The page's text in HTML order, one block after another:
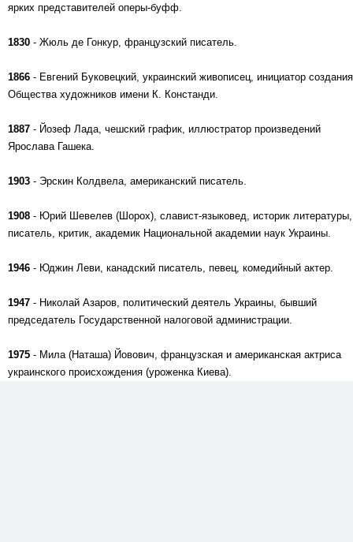
ярких представителей оперы-буфф.
1830 - Жюль де Гонкур, французский писатель.
1866 - Евгений Буковецкий, украинский живописец, инициатор создания
Общества художников имени К. Констанди.
1887 - Йозеф Лада, чешский график, иллюстратор произведений
Ярослава Гашека.
1903 - Эрскин Колдвела, американский писатель.
1908 - Юрий Шевелев (Шорох), славист-языковед, историк литературы,
писатель, критик, академик Национальной академии наук Украины.
1946 - Юджин Леви, канадский писатель, певец, комедийный актер.
1947 - Николай Азаров, политический деятель Украины, бывший
председатель Государственной налоговой администрации.
1975 - Мила (Наташа) Йовович, французская и американская актриса
украинского происхождения (уроженка Киева).